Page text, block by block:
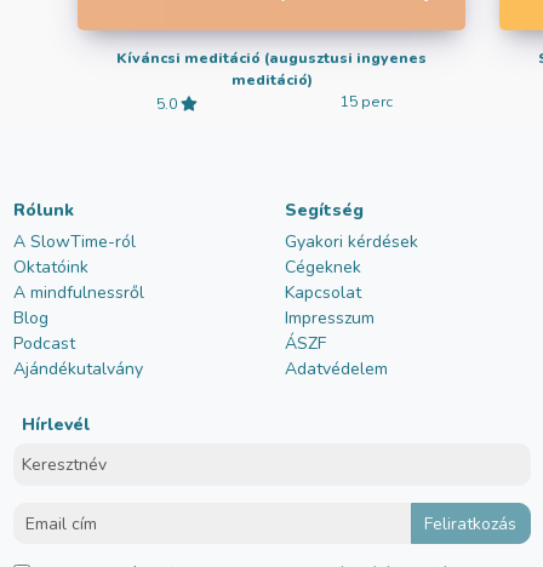
Kíváncsi meditáció (augusztusi ingyenes
meditáció)
5.0
15 perc
Rólunk
A SlowTime-ról
Oktatóink
A mindfulnessről
Blog
Podcast
Ajándékutalvány
Segítség
Gyakori kérdések
Cégeknek
Kapcsolat
Impresszum
ÁSZF
Adatvédelem
Hírlevél